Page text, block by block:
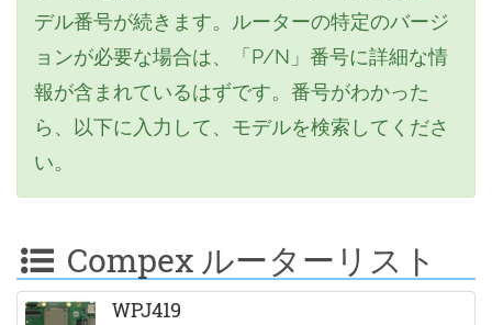
デル番号が続きます。ルーターの特定のバージ
ョンが必要な場合は、「P/N」番号に詳細な情
報が含まれているはずです。番号がわかった
ら、以下に入力して、モデルを検索してくださ
い。
Compex ルーターリスト
WPJ419